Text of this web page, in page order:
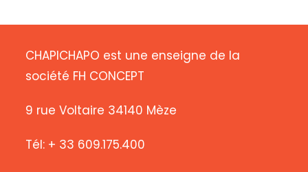
CHAPICHAPO est une enseigne de la
société FH CONCEPT
9 rue Voltaire 34140 Mèze
Tél: + 33 609.175.400